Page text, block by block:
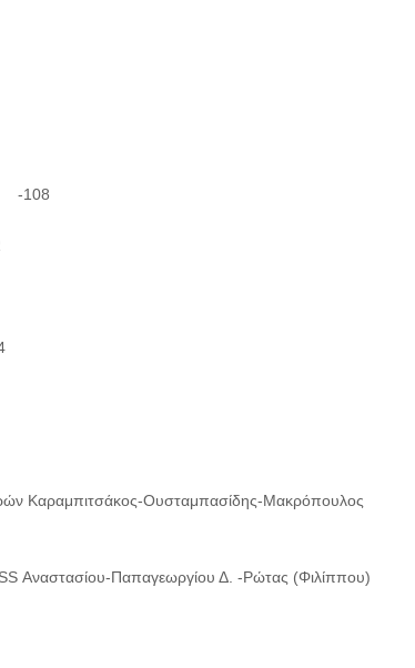
-108
Καραμπιτσάκος-Ουσταμπασίδης-Μακρόπουλος
Αναστασίου-Παπαγεωργίου Δ. -Ρώτας (Φιλίππου)